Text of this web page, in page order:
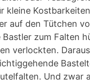
kleine
auf den Tütchen
Bastler zum Falten
verlockten.
Und zwar